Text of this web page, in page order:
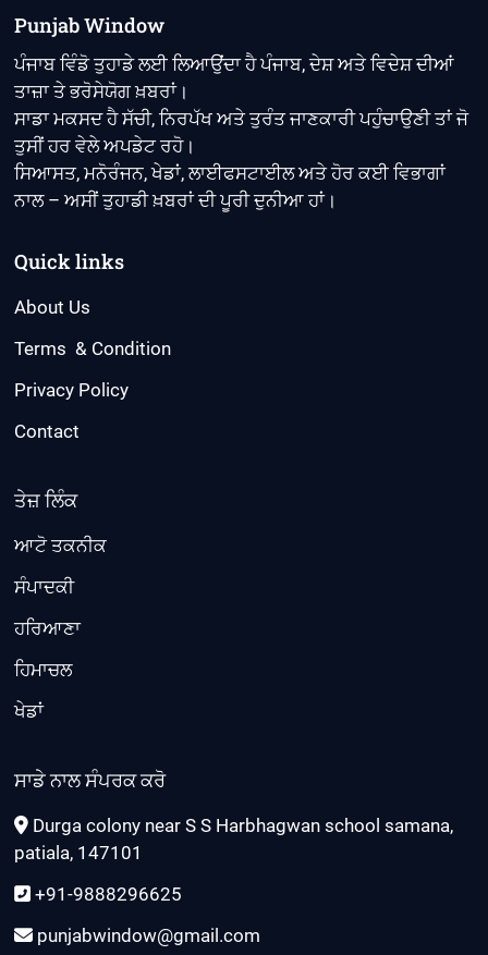
Punjab Window
ਪੰਜਾਬ ਵਿੰਡੋ ਤੁਹਾਡੇ ਲਈ ਲਿਆਉਂਦਾ ਹੈ ਪੰਜਾਬ, ਦੇਸ਼ ਅਤੇ ਵਿਦੇਸ਼ ਦੀਆਂ
ਤਾਜ਼ਾ ਤੇ ਭਰੋਸੇਯੋਗ ਖ਼ਬਰਾਂ।
ਸਾਡਾ ਮਕਸਦ ਹੈ ਸੱਚੀ, ਨਿਰਪੱਖ ਅਤੇ ਤੁਰੰਤ ਜਾਣਕਾਰੀ ਪਹੁੰਚਾਉਣੀ ਤਾਂ ਜੋ
ਤੁਸੀਂ ਹਰ ਵੇਲੇ ਅਪਡੇਟ ਰਹੋ।
ਸਿਆਸਤ, ਮਨੋਰੰਜਨ, ਖੇਡਾਂ, ਲਾਈਫਸਟਾਈਲ ਅਤੇ ਹੋਰ ਕਈ ਵਿਭਾਗਾਂ
ਨਾਲ – ਅਸੀਂ ਤੁਹਾਡੀ ਖ਼ਬਰਾਂ ਦੀ ਪੂਰੀ ਦੁਨੀਆ ਹਾਂ।
Quick links
About Us
Terms & Condition
Privacy Policy
Contact
ਤੇਜ਼ ਲਿੰਕ
ਆਟੋ ਤਕਨੀਕ
ਸੰਪਾਦਕੀ
ਹਰਿਆਣਾ
ਹਿਮਾਚਲ
ਖੇਡਾਂ
ਸਾਡੇ ਨਾਲ ਸੰਪਰਕ ਕਰੋ
Durga colony near S S Harbhagwan school samana,
patiala, 147101
+91-9888296625
punjabwindow@gmail.com